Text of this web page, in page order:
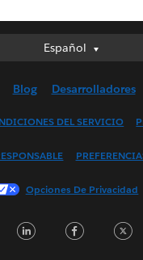
Español
Español
English (UK)
Français (France)
한국어
Blog Desarrolladores
DEL SERVICIO
Opciones De Privacidad
LinkedIn